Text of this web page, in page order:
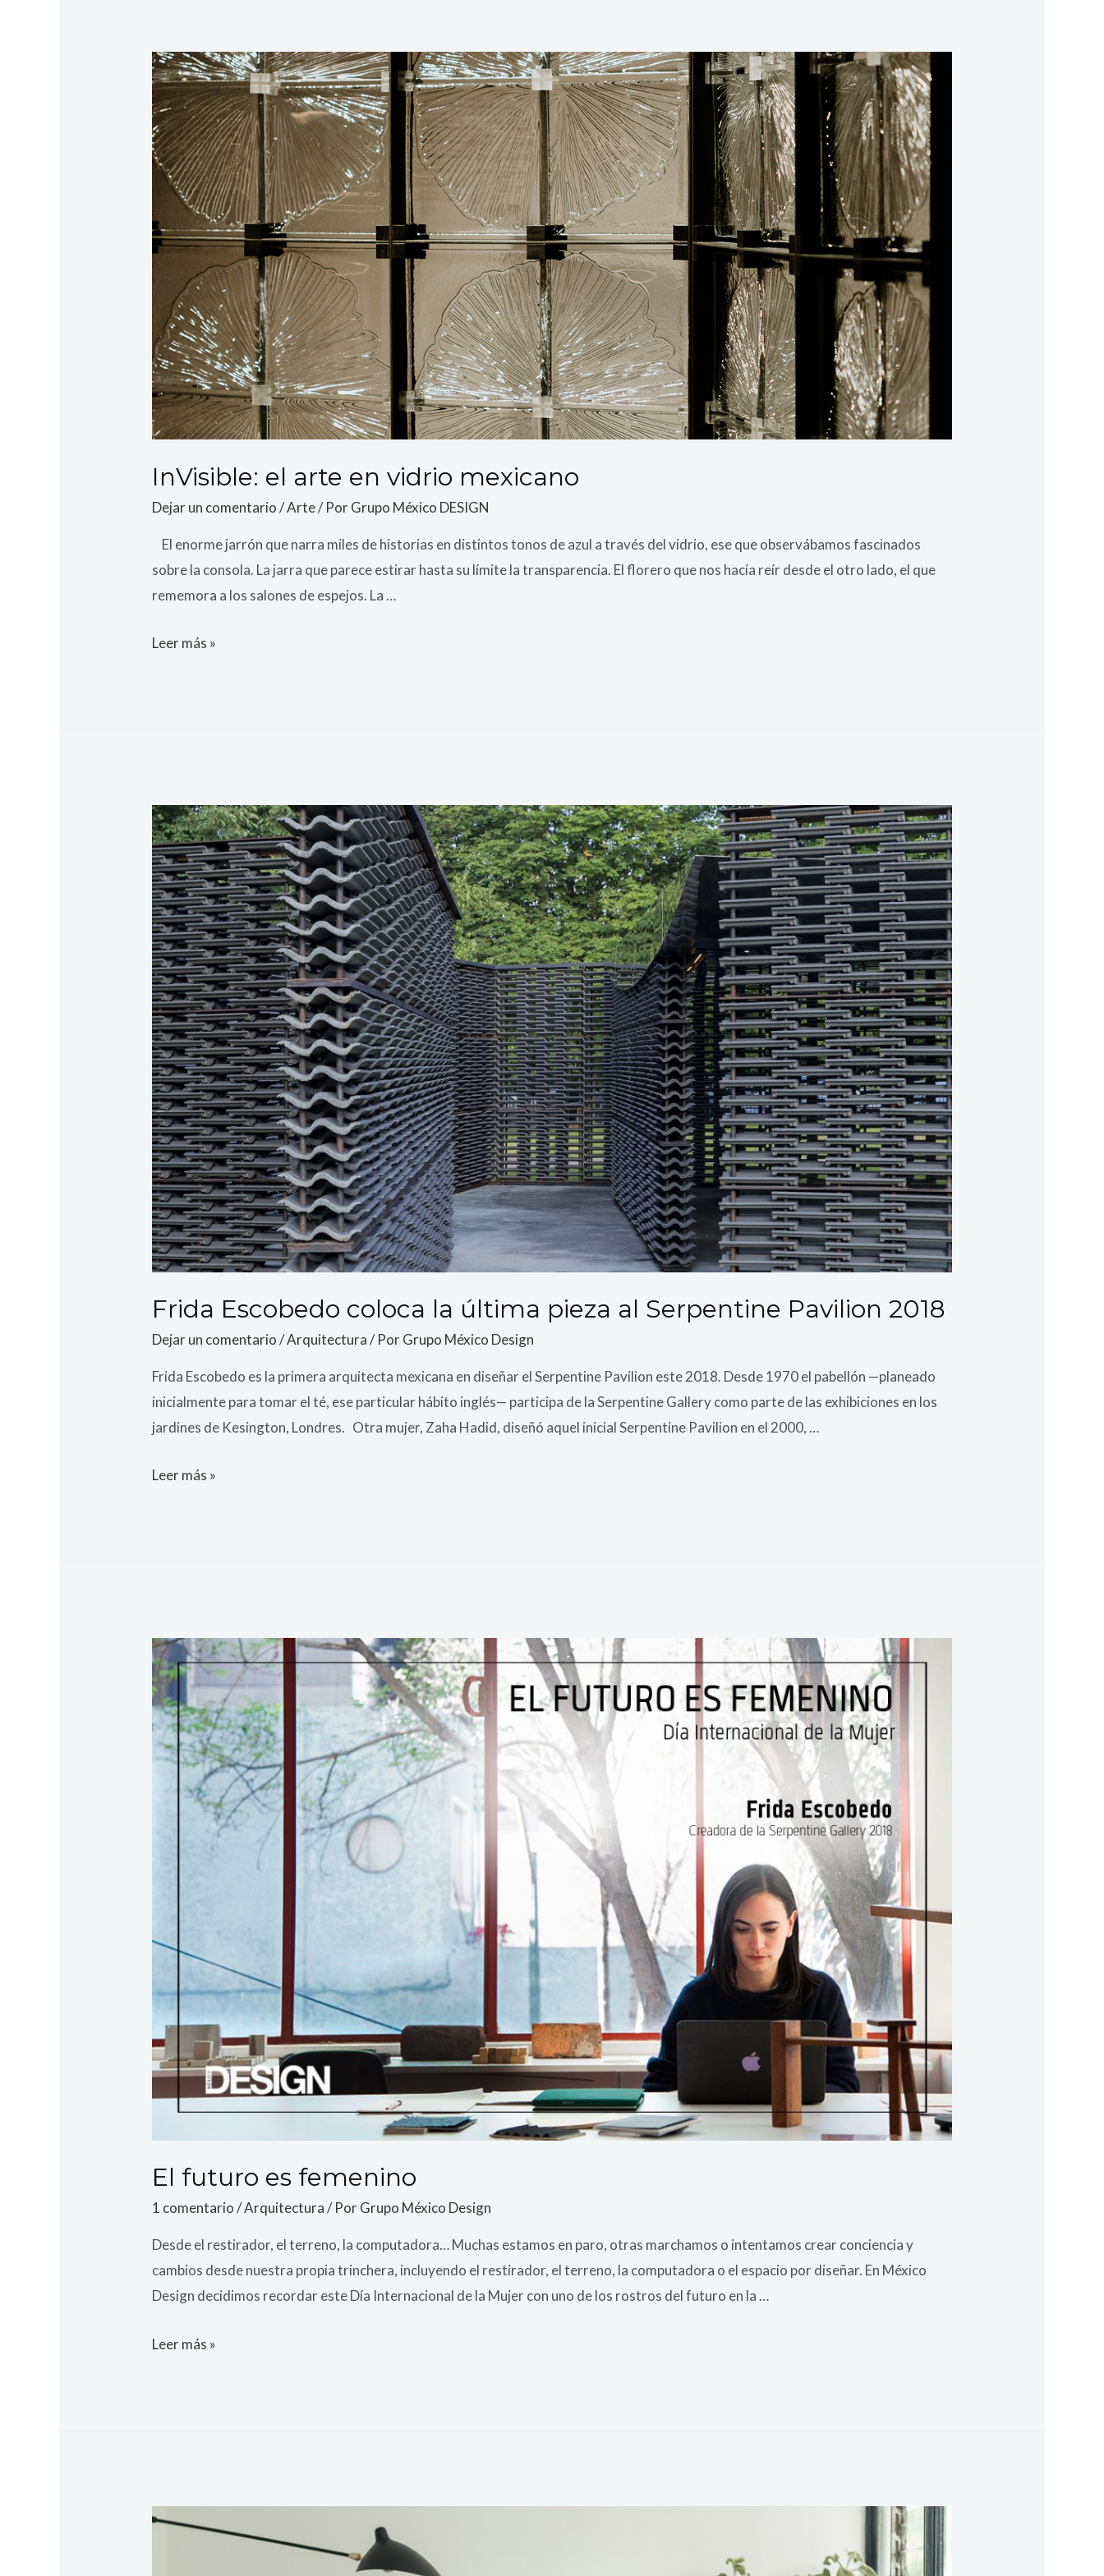
InVisible: el arte en vidrio mexicano
Dejar un comentario /Arte/ PorGrupo México DESIGN
El enorme jarrón que narra miles de historias en distintos tonos de azul a través del vidrio, ese que observábamos fascinados
sobre la consola. La jarra que parece estirar hasta su límite la transparencia. El florero que nos hacía reír desde el otro lado, el que
rememora a los salones de espejos. La …
Leer más »
Frida Escobedo coloca la última pieza al Serpentine Pavilion 2018
Dejar un comentario /Arquitectura/ PorGrupo México Design
Frida Escobedo es la primera arquitecta mexicana en diseñar el Serpentine Pavilion este 2018. Desde 1970 el pabellón —planeado
inicialmente para tomar el té, ese particular hábito inglés— participa de la Serpentine Gallery como parte de las exhibiciones en los
jardines de Kesington, Londres. Otra mujer, Zaha Hadid, diseñó aquel inicial Serpentine Pavilion en el 2000, …
Leer más »
El futuro es femenino
1 comentario /Arquitectura/ PorGrupo México Design
Desde el restirador, el terreno, la computadora… Muchas estamos en paro, otras marchamos o intentamos crear conciencia y
cambios desde nuestra propia trinchera, incluyendo el restirador, el terreno, la computadora o el espacio por diseñar. En México
Design decidimos recordar este Día Internacional de la Mujer con uno de los rostros del futuro en la …
Leer más »